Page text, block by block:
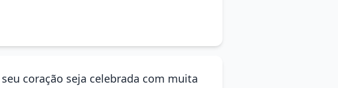
coração seja celebrada com muita